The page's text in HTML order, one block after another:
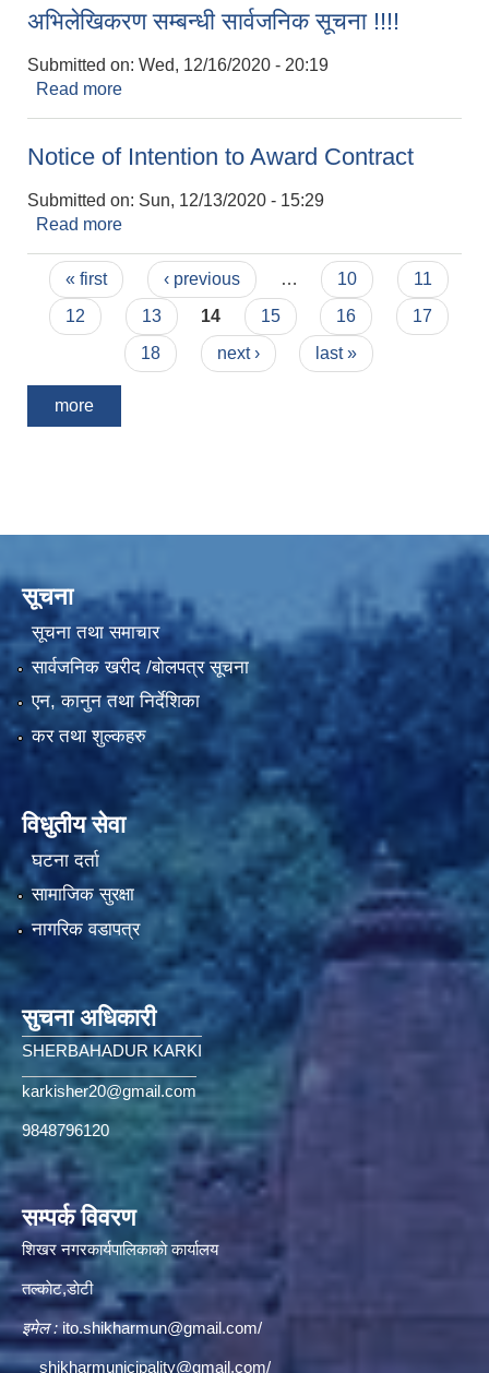
अभिलेखिकरण सम्बन्धी सार्वजनिक सूचना !!!!
Submitted on: Wed, 12/16/2020 - 20:19
Read more
Notice of Intention to Award Contract
Submitted on: Sun, 12/13/2020 - 15:29
Read more
Pages
« first ‹ previous … 10
11
12
13 14 15 16
17
18
next › last »
more
सूचना
सूचना तथा समाचार
सार्वजनिक खरीद /बोलपत्र सूचना
एन, कानुन तथा निर्देशिका
कर तथा शुल्कहरु
विधुतीय सेवा
घटना दर्ता
सामाजिक सुरक्षा
नागरिक वडापत्र
सुचना अधिकारी
SHERBAHADUR KARKI
karkisher20@gmail.com
9848796120
सम्पर्क विवरण
शिखर नगरकार्यपालिकाकाे कार्यालय
तल्काेट,डाेटी
इमेल :ito.shikharmun@gmail.com/
shikharmunicipality@gmail.com/